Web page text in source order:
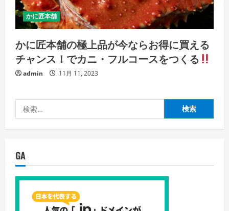
かに匠本舗
かに匠本舗の極上品が今ならお得に買える
チャンス！でカニ・フルコースをつくる
admin 11月 11, 2023
索:
GA